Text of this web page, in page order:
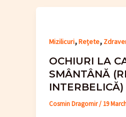
Mizilicuri,Rețete,
OCHIURI LA
SMÂNTÂNĂ
INTERBELICĂ)
Cosmin Dragomir/ 19